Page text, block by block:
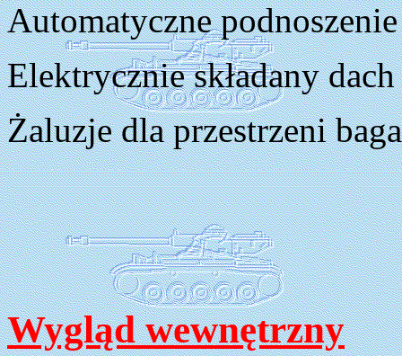
Automatyczne
Elektrycznie składany dach
Żaluzje dla przestrzeni
Wygląd wewnętrzny